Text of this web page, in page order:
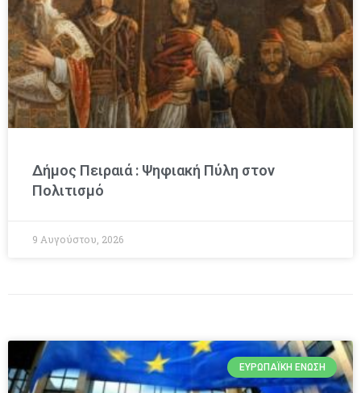
Δήμος Πειραιά : Ψηφιακή Πύλη στον
Πολιτισμό
9 Αυγούστου, 2026
ΕΥΡΩΠΑΪΚΉ ΈΝΩΣΗ